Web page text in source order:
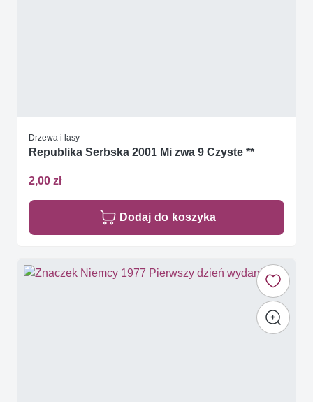
Drzewa i lasy
Republika Serbska 2001 Mi zwa 9 Czyste **
2,00 zł
Dodaj do koszyka